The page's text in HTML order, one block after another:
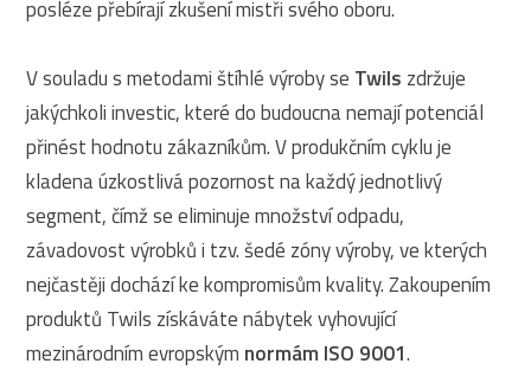
posléze přebírají zkušení mistři svého oboru.
V souladu s metodami štíhlé výroby se Twils zdržuje
jakýchkoli investic, které do budoucna nemají potenciál
přinést hodnotu zákazníkům. V produkčním cyklu je
kladena úzkostlivá pozornost na každý jednotlivý
segment, čímž se eliminuje množství odpadu,
závadovost výrobků i tzv. šedé zóny výroby, ve kterých
nejčastěji dochází ke kompromisům kvality. Zakoupením
produktů Twils získáváte nábytek vyhovující
mezinárodním evropským normám ISO 9001.